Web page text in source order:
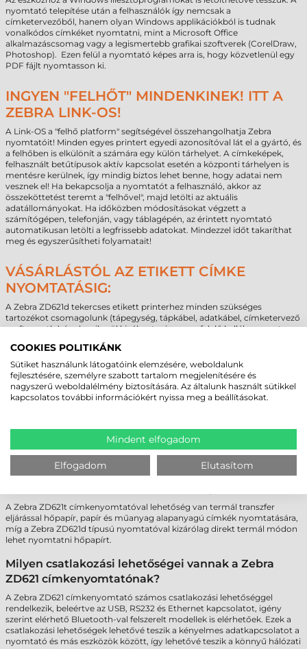
nyomtató telepítése után a felhasználók így nemcsak a
címketervezőből, hanem olyan Windows applikációkból is tudnak
vonalkódos címkéket nyomtatni, mint a Microsoft Office
alkalmazáscsomag vagy a legismertebb grafikai szoftverek (CorelDraw,
Photoshop). Ezen felül a nyomtató képes arra is, hogy közvetlenül egy
PDF fájlt nyomtasson ki.
INGYEN "FELHŐT" MINDENKINEK! ITT A
ZEBRA LINK-OS!
A Link-OS a "felhő platform" segítségével összehangolhatja Zebra
nyomtatóit! Minden egyes printert egyedi azonosítóval lát el a gyártó, és
a felhőben is elkülönít a számára egy külön tárhelyet. A címkeképek,
felhasznált betűtípusok aktív kapcsolat esetén a központi tárhelyen is
mentésre kerülnek, így mindig biztos lehet benne, hogy adatai nem
vesznek el! Ha bekapcsolja a nyomtatót a felhasználó, akkor az
összeköttetést teremt a "felhővel", majd letölti az aktuális
adatállományokat. Ha időközben módosításokat végzett a
számítógépen, telefonján, vagy táblagépén, az érintett nyomtató
automatikusan letölti a legfrissebb adatokat. Mindezzel időt takaríthat
meg és egyszerűsítheti folyamatait!
VÁSÁRLÁSTÓL AZ ETIKETT CÍMKE
NYOMTATÁSIG:
A Zebra ZD621d tekercses etikett printerhez minden szükséges
tartozékot csomagolunk (tápegység, tápkábel, adatkábel, címketervező
szoftver, stb.), így ha sikerül kiválasztania a megfelelő kellékanyagot a
, akkor máris kezdődhet a nyomtatás! Ha
esetleg szakmai tanácsokra lenne szüksége, hívjon minket bátran a
központi elérhetőségeinkegyikén, és szakértő kollegáink segítenek
Önnek a célnak legjobban megfelelő a tekercses etikett címkére
rátalálni!
GYAKRAN ISMÉTELT KÉRDÉSEK
Milyen alapanyagú öntapadó etikett címkéket
A Zebra ZD621t címkenyomtatóval lehetőség van termál transzfer
eljárással hőpapír, papír és műanyag alapanyagú címkék nyomtatására,
míg a Zebra ZD621d típusú nyomtatóval kizárólag direkt termál módon
lehet nyomtatni hőpapírt.
Milyen csatlakozási lehetőségei vannak a Zebra
ZD621 címkenyomtatónak?
A Zebra ZD621 címkenyomtató számos csatlakozási lehetőséggel
rendelkezik, beleértve az USB, RS232 és Ethernet kapcsolatot, igény
szerint elérhető Bluetooth-val felszerelt modellek is elérhetőek. Ezek a
csatlakozási lehetőségek lehetővé teszik a kényelmes adatkapcsolatot a
nyomtató és más eszközök között, így lehetővé teszik a könnyű hálózati
COOKIES POLITIKÁNK
Sütiket használunk látogatóink elemzésére, weboldalunk
fejlesztésére, személyre szabott tartalom megjelenítésére és
nagyszerű weboldalélmény biztosítására. Az általunk használt sütikkel
kapcsolatos további információkért nyissa meg a beállításokat.
Mindent elfogadom
Elfogadom Elutasítom